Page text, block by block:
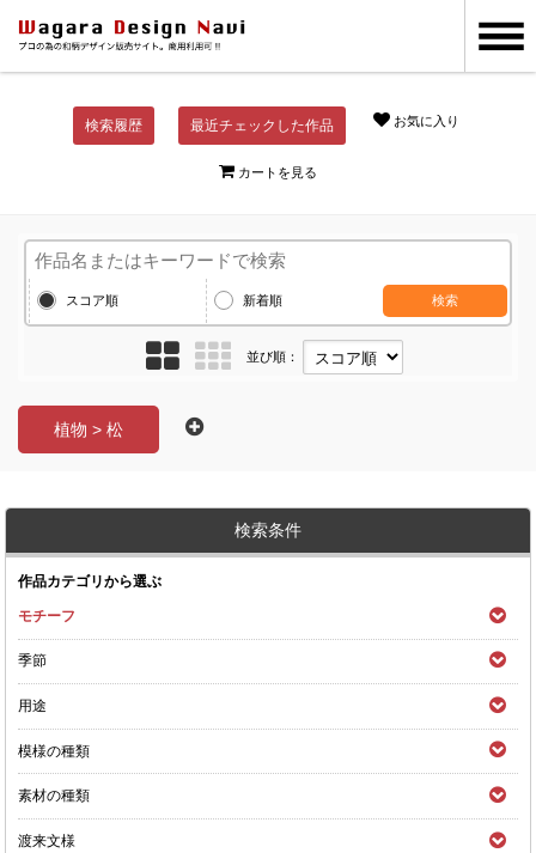
検索履歴 最近チェックした作品 お気に入り
カートを見る
スコア順 新着順 検索
並び順：
植物 > 松
検索条件
作品カテゴリから選ぶ
モチーフ
季節
用途
模様の種類
素材の種類
渡来文様